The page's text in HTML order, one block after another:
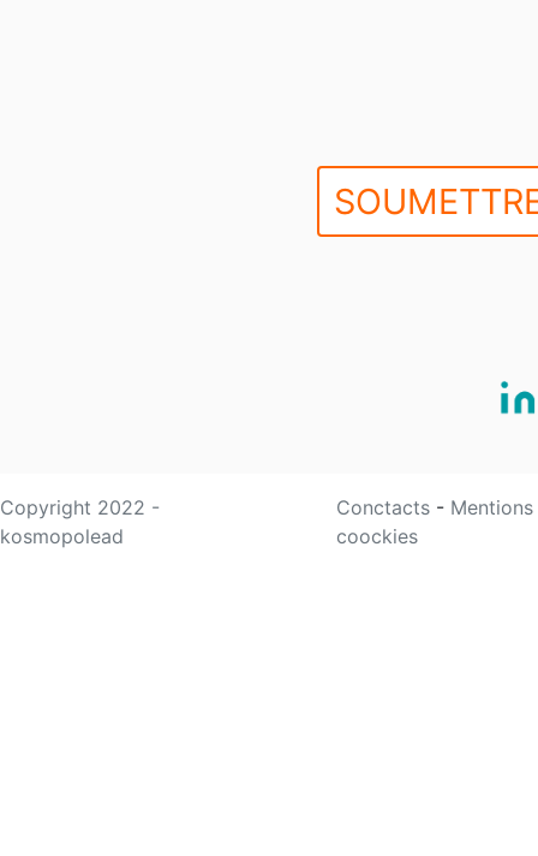
Copyright 2022 -
kosmopolead
Conctacts -
coockies